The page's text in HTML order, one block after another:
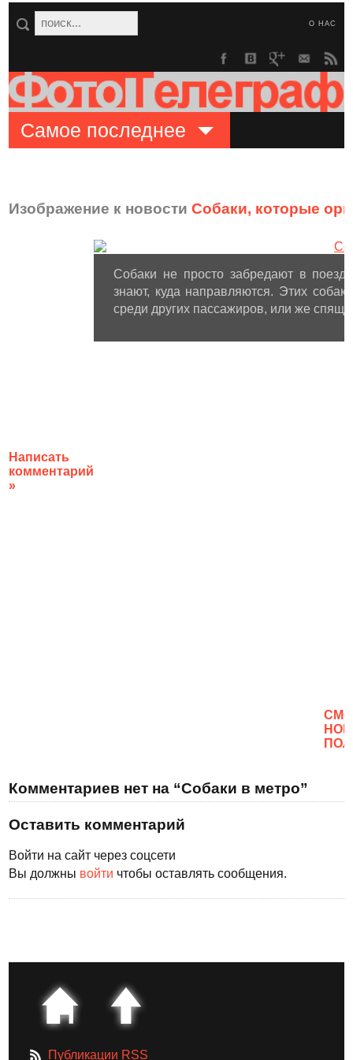
О НАС
Самое последнее
Изображение к новостиСобаки, которые
Написать
комментарий
»
Собаки не просто забредают в
знают, куда направляются. Этих
среди других пассажиров, или же
Комментариев нет на “Собаки в метро”
Оставить комментарий
Войти на сайт через соцсети
Вы должны войти чтобы оставлять сообщения.
Публикации RSS